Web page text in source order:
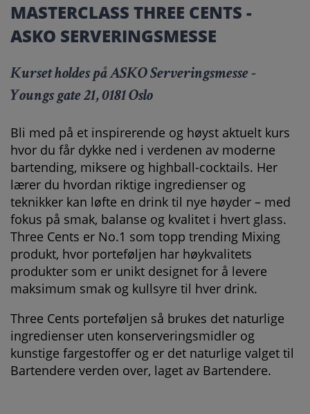
MASTERCLASS THREE CENTS -
ASKO SERVERINGSMESSE
Kurset holdes på ASKO Serveringsmesse -
Youngs gate 21, 0181 Oslo
Bli med på et inspirerende og høyst aktuelt kurs
hvor du får dykke ned i verdenen av moderne
bartending, miksere og highball-cocktails. Her
lærer du hvordan riktige ingredienser og
teknikker kan løfte en drink til nye høyder – med
fokus på smak, balanse og kvalitet i hvert glass.
Three Cents er No.1 som topp trending Mixing
produkt, hvor porteføljen har høykvalitets
produkter som er unikt designet for å levere
maksimum smak og kullsyre til hver drink.
Three Cents porteføljen så brukes det naturlige
ingredienser uten konserveringsmidler og
kunstige fargestoffer og er det naturlige valget til
Bartendere verden over, laget av Bartendere.